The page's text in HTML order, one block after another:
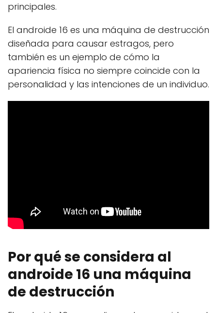
principales.
El androide 16 es una máquina de destrucción
diseñada para causar estragos, pero
también es un ejemplo de cómo la
apariencia física no siempre coincide con la
personalidad y las intenciones de un individuo.
Por qué se considera al
androide 16 una máquina
de destrucción